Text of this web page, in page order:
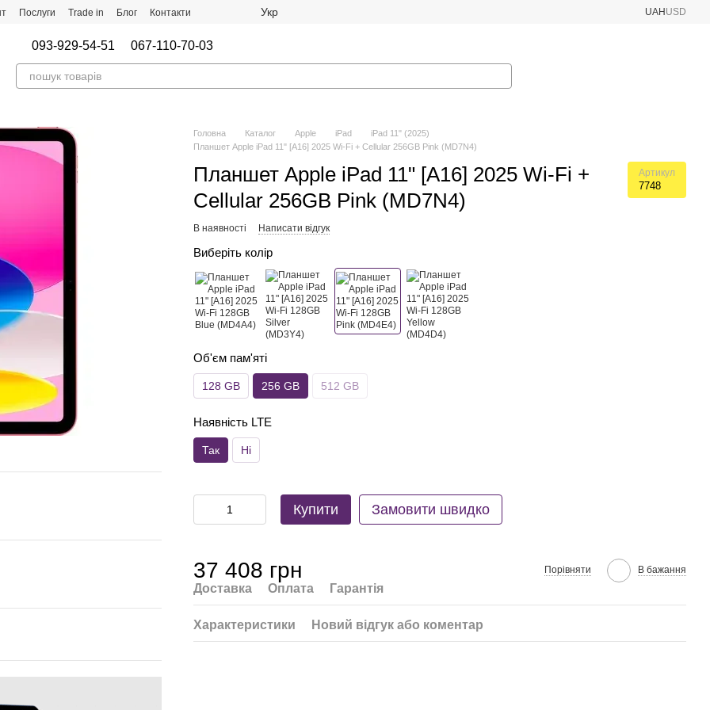
Послуги Trade in Блог Контакти Укр UAH USD
093-929-54-51 067-110-70-03
Головна Каталог Apple iPad
iPad 11" (2025)
Планшет Apple iPad 11" [А16] 2025 Wi-Fi + Cellular 256GB Pink (MD7N4)
Планшет Apple iPad 11" [А16] 2025 Wi-Fi +
Cellular 256GB Pink (MD7N4)
Артикул
7748
В наявності Написати відгук
Виберіть колір
Об'єм пам'яті
128 GB 256 GB 512 GB
Наявність LTE
Так Ні
Купити Замовити швидко
37 408 грн Порівняти В бажання
Доставка Оплата Гарантія
Характеристики Новий відгук або коментар